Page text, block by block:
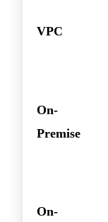
VPC
On-
Premise
On-